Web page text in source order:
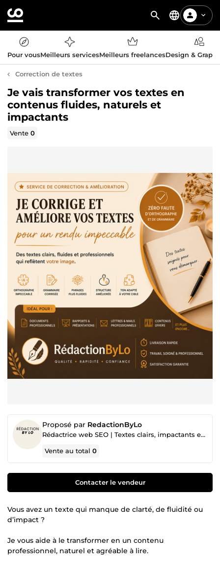
Pour vousMeilleurs servicesMeilleurs freelancesDesign &
Correction de textes
Je vais transformer vos textes en
contenus fluides, naturels et
impactants
Vente0
Proposé par RedactionByLo
Rédactrice web SEO | Textes clairs, impactants et optimisés Google
Vente au total0
Contacter le vendeur
Vous avez un texte qui manque de clarté, de fluidité ou
d’impact ?
Je vous aide à le transformer en un contenu
professionnel, naturel et agréable à lire.